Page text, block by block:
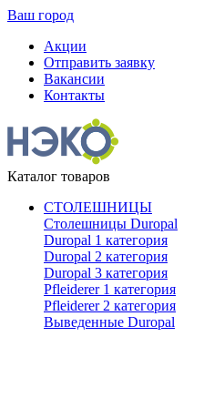
Ваш город
Акции
Отправить заявку
Вакансии
Контакты
Каталог товаров
СТОЛЕШНИЦЫ
Столешницы Duropal
Duropal 1 категория
Duropal 2 категория
Duropal 3 категория
Pfleiderer 1 категория
Pfleiderer 2 категория
Выведенные Duropal